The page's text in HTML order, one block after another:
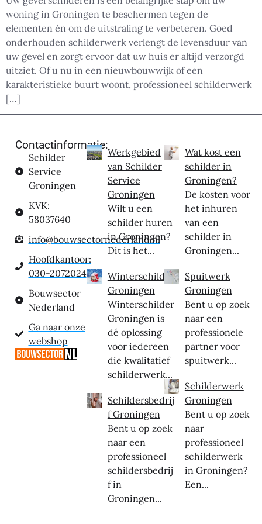
woning in Groningen te beschermen tegen de
elementen én om de uitstraling te verbeteren. Goed
onderhouden schilderwerk verlengt de levensduur van
uw gevel en zorgt ervoor dat uw huis er altijd verzorgd
uitziet. Of u nu in een nieuwbouwwijk of een
karakteristieke buurt woont, professioneel schilderwerk
[…]
Contactinformatie:
Schilder
Service
Groningen
KVK:
58037640
info@bouwsectornederland.nl
Hoofdkantoor:
030-2072024
Bouwsector
Nederland
Ga naar onze
webshop
Werkgebied
van Schilder
Service
Groningen
Wilt u een
schilder huren
in Groningen?
Dit is het...
Winterschilder
Groningen
Winterschilder
Groningen is
dé oplossing
voor iedereen
die kwalitatief
schilderwerk...
Schildersbedrij
f Groningen
Bent u op zoek
naar een
professioneel
schildersbedrij
f in
Groningen...
Wat kost een
schilder in
Groningen?
De kosten voor
het inhuren
van een
schilder in
Groningen...
Spuitwerk
Groningen
Bent u op zoek
naar een
professionele
partner voor
spuitwerk...
Schilderwerk
Groningen
Bent u op zoek
naar
professioneel
schilderwerk
in Groningen?
Een...